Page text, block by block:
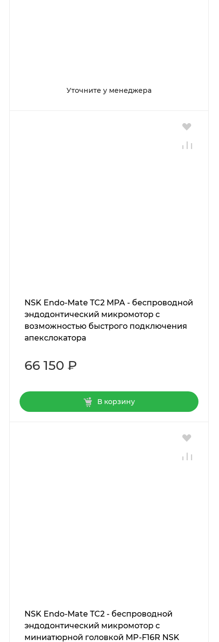
Уточните у менеджера
NSK Endo-Mate TC2 MPA - беспроводной
эндодонтический микромотор с
возможностью быстрого подключения
апекслокатора
66 150 ₽
В корзину
NSK Endo-Mate TC2 - беспроводной
эндодонтический микромотор с
миниатюрной головкой MP-F16R NSK